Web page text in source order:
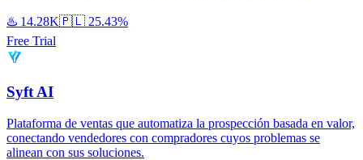
♨️ 14.28K🇵🇱 25.43%
Free Trial
Syft AI
Plataforma de ventas que automatiza la prospección basada en valor,
conectando vendedores con compradores cuyos problemas se
alinean con sus soluciones.